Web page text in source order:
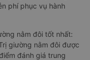
phí phục vụ hành
nằm đôi tốt nhất:
giường nằm đôi được
đánh giá trung